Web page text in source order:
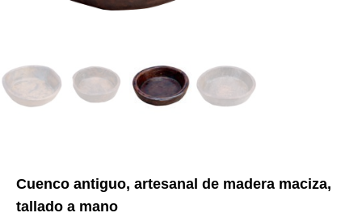
Cuenco antiguo, artesanal de madera maciza,
tallado a mano